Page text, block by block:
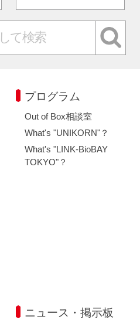
プログラム
Out of Box相談室
What's "UNIKORN"？
What's "LINK-BioBAY
TOKYO"？
ニュース・掲示板